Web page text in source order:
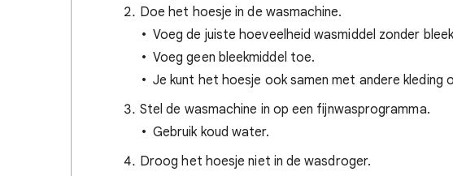
Doe het hoesje in de wasmachine.
Voeg de juiste hoeveelheid wasmiddel zonder
Voeg geen bleekmiddel toe.
Je kunt het hoesje ook samen met andere
Stel de wasmachine in op een fijnwasprogramma.
Gebruik koud water.
Droog het hoesje niet in de wasdroger.